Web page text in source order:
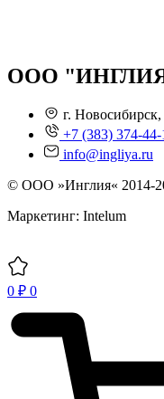
ООО
г.
+7 (383) 374-44-
info@ingliya.ru
© ООО »Инглия« 2014-
Маркетинг: Intelum
0 ₽ 0